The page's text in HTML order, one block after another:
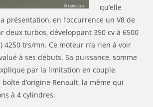
qu’elle
présentation, en l’occurrence un V8 de
deux turbos, développant 350 cv à 6500
4250 trs/mn. Ce moteur n’a rien à voir
à ses débuts. Sa puissance, somme
par la limitation en couple
d’origine Renault, la même qui
à 4 cylindres.